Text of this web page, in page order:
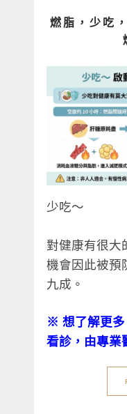
燃脂，少吃
少吃～
對健康有很大
機會因此被預
九成。
※ 想了解更
看診，由專業